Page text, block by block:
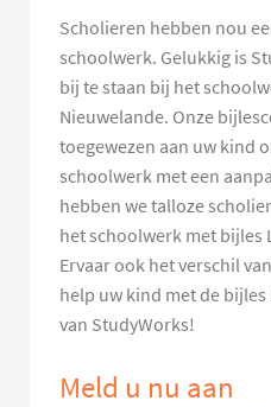
Scholieren hebben nou
schoolwerk. Gelukkig is
bij te staan bij het
Nieuwelande. Onze
toegewezen aan uw kind
schoolwerk met een
hebben we talloze
het schoolwerk met bijles
Ervaar ook het verschil
help uw kind met de
van StudyWorks!
Meld u nu aan